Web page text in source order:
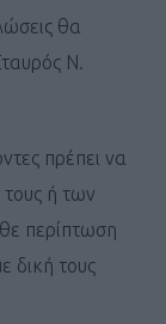
θα
Ν.
πρέπει να
τους ή των
περίπτωση
δική τους